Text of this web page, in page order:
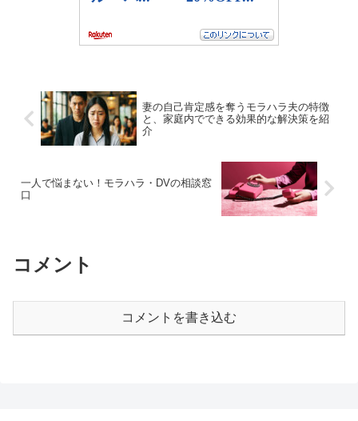
妻の自己肯定感を奪うモラハラ夫の特徴
と、家庭内でできる効果的な解決策を紹
介
一人で悩まない！モラハラ・DVの相談窓
口
コメント
コメントを書き込む